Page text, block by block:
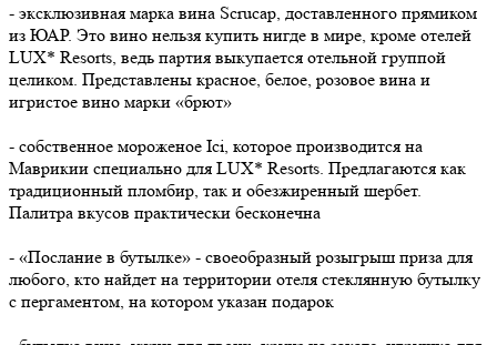
- эксклюзивная марка вина Scrucap, доставленного прямиком
из ЮАР. Это вино нельзя купить нигде в мире, кроме отелей
LUX* Resorts, ведь партия выкупается отельной группой
целиком. Представлены красное, белое, розовое вина и
игристое вино марки «брют»
- собственное мороженое Ici, которое производится на
Маврикии специально для LUX* Resorts. Предлагаются как
традиционный пломбир, так и обезжиренный шербет.
Палитра вкусов практически бесконечна
- «Послание в бутылке» - своеобразный розыгрыш приза для
любого, кто найдет на территории отеля стеклянную бутылку
с пергаментом, на котором указан подарок